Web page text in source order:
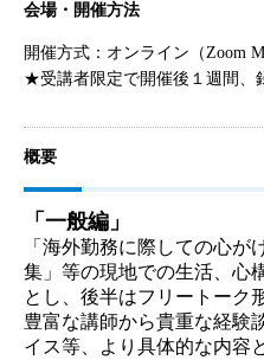
会場・開催方法
開催方式：オンライン（Zoom
★受講者限定で開催後１週間、
概要
「一般編」
「海外勤務に際しての心
集」等の現地での生活、心
とし、後半はフリートーク
豊富な講師から貴重な経験
イス等、より具体的な内容